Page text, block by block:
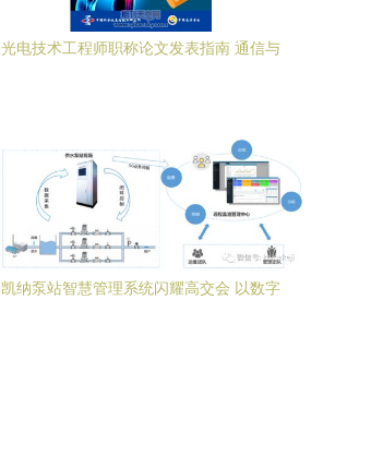
光电技术工程师职称论文发表指南 通信与
凯纳泵站智慧管理系统闪耀高交会 以数字